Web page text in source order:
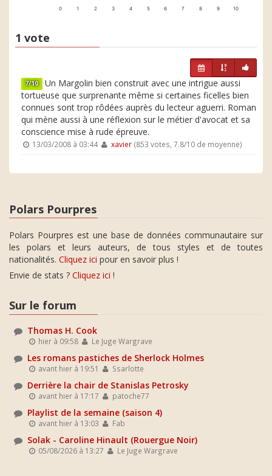
0 1 2 3 4 5 6 7 8 9 10
1 vote
7/10 Un Margolin bien construit avec une intrigue aussi
tortueuse que surprenante même si certaines ficelles bien
connues sont trop rôdées auprès du lecteur aguerri. Roman
qui mène aussi à une réflexion sur le métier d'avocat et sa
conscience mise à rude épreuve.
13/03/2008 à 03:44 xavier(853 votes, 7.8/10 de moyenne)
Polars Pourpres
Polars Pourpres est une base de données communautaire sur
les polars et leurs auteurs, de tous styles et de toutes
nationalités. Cliquez ici pour en savoir plus !
Envie de stats ? Cliquez ici !
Sur le forum
Thomas H. Cook
hier à 09:58 Le Juge Wargrave
Les romans pastiches de Sherlock Holmes
avant hier à 19:51 Ssarlotte
Derrière la chair de Stanislas Petrosky
avant hier à 17:17 patoche77
Playlist de la semaine (saison 4)
avant hier à 13:03 Fab
Solak - Caroline Hinault (Rouergue Noir)
05/08/2026 à 13:27 Le Juge Wargrave